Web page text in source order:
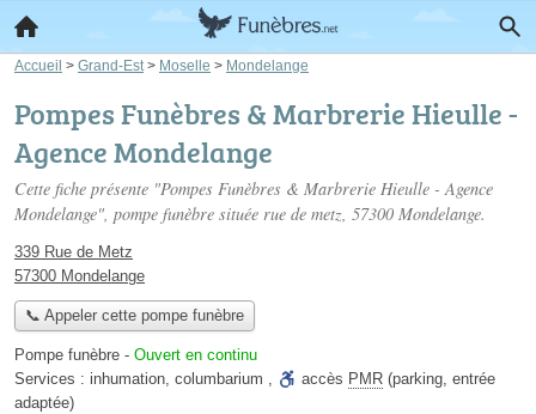
Accueil > Grand-Est > Moselle > Mondelange
Pompes Funèbres & Marbrerie Hieulle -
Agence Mondelange
Cette fiche présente "Pompes Funèbres & Marbrerie Hieulle - Agence
Mondelange", pompe funèbre située rue de metz, 57300 Mondelange.
339 Rue de Metz
57300 Mondelange
📞 Appeler cette pompe funèbre
Pompe funèbre - Ouvert en continu
Services : inhumation, columbarium , accès PMR (parking, entrée
adaptée)